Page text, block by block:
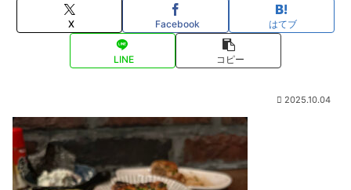
X Facebook はてブ
LINE コピー
2025.10.04